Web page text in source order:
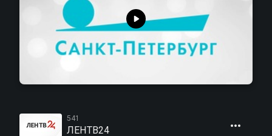
541
ЛЕНТВ24